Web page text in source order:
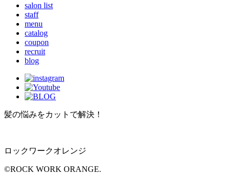
salon list
staff
menu
catalog
coupon
recruit
blog
髪の悩みをカットで解決！
ロックワークオレンジ
©ROCK WORK ORANGE.